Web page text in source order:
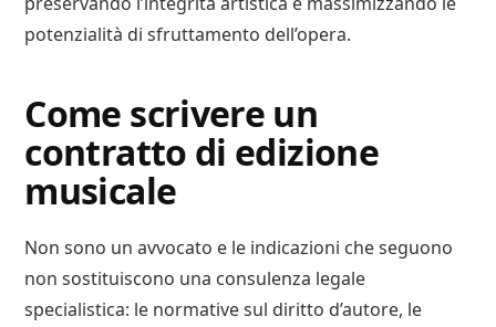
potenzialità di sfruttamento dell’opera.
Come scrivere un
contratto di edizione
musicale​
Non sono un avvocato e le indicazioni che seguono
non sostituiscono una consulenza legale
specialistica: le normative sul diritto d’autore, le